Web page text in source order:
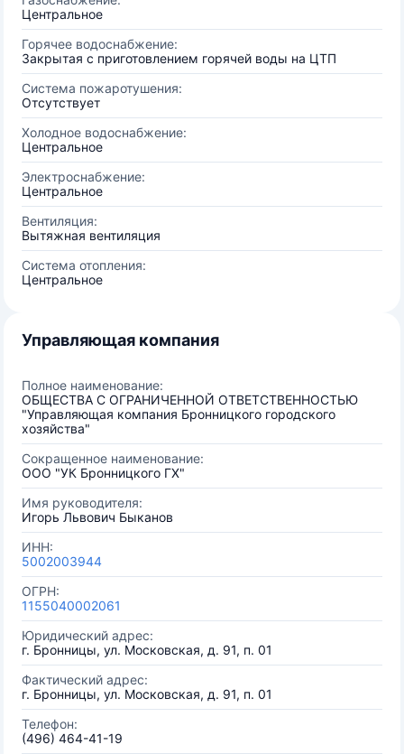
Центральное
Горячее водоснабжение:
Закрытая с приготовлением горячей воды на ЦТП
Система пожаротушения:
Отсутствует
Холодное водоснабжение:
Центральное
Электроснабжение:
Центральное
Вентиляция:
Вытяжная вентиляция
Система отопления:
Центральное
Управляющая компания
Полное наименование:
ОБЩЕСТВА С ОГРАНИЧЕННОЙ ОТВЕТСТВЕННОСТЬЮ
"Управляющая компания Бронницкого городского
хозяйства"
Сокращенное наименование:
ООО "УК Бронницкого ГХ"
Имя руководителя:
Игорь Львович Быканов
ИНН:
5002003944
ОГРН:
1155040002061
Юридический адрес:
г. Бронницы, ул. Московская, д. 91, п. 01
Фактический адрес:
г. Бронницы, ул. Московская, д. 91, п. 01
Телефон:
(496) 464-41-19